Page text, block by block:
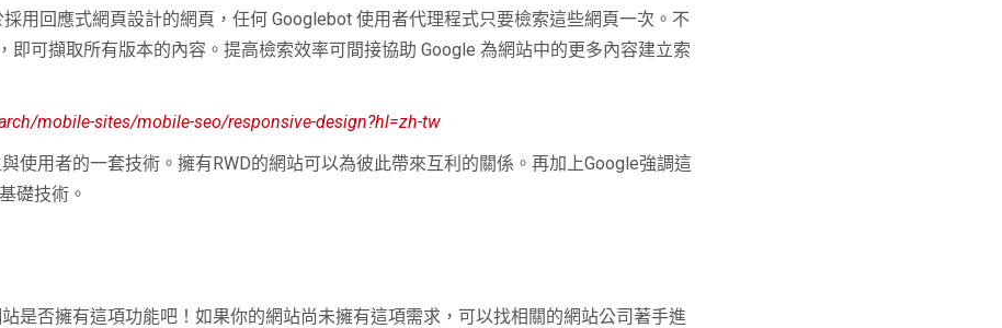
用回應式網頁設計的網頁，任何 Googlebot 使用者代理程式只要檢索這些網頁一次。不
即可擷取所有版本的內容。提高檢索效率可間接協助 Google 為網站中的更多內容建立索
mobile-sites/mobile-seo/responsive-design?hl=zh-tw
使用者的一套技術。擁有RWD的網站可以為彼此帶來互利的關係。再加上Google強調這
礎技術。
是否擁有這項功能吧！如果你的網站尚未擁有這項需求，可以找相關的網站公司著手進